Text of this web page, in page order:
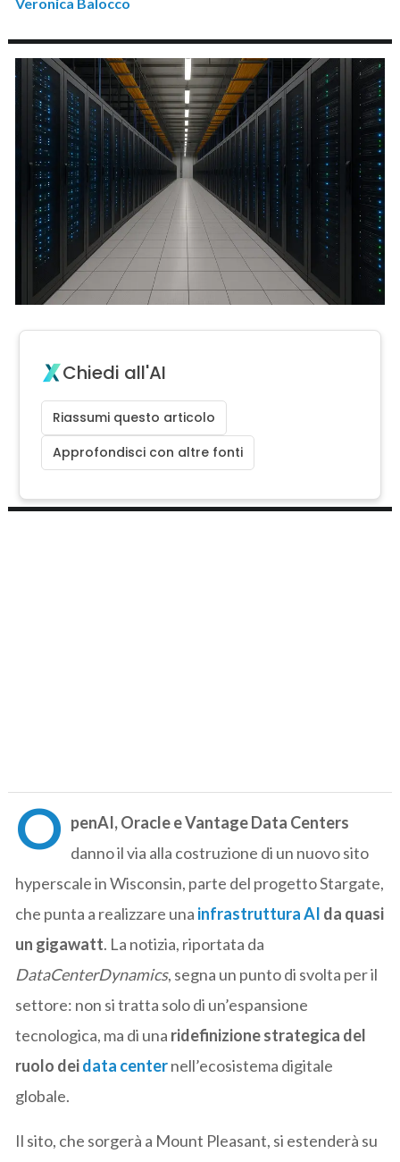
Chiedi all'AI
Riassumi questo articolo
Approfondisci con altre fonti
O penAI, Oracle e Vantage Data Centers
danno il via alla costruzione di un nuovo sito
hyperscale in Wisconsin, parte del progetto Stargate,
che punta a realizzare una infrastruttura AI da quasi
un gigawatt. La notizia, riportata da
DataCenterDynamics, segna un punto di svolta per il
settore: non si tratta solo di un’espansione
tecnologica, ma di una ridefinizione strategica del
ruolo deidata centernell’ecosistema digitale
globale.
Il sito, che sorgerà a Mount Pleasant, si estenderà su